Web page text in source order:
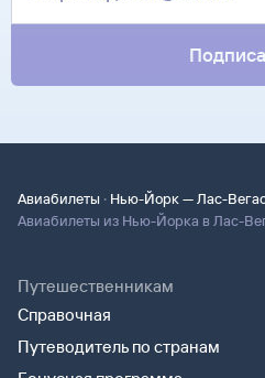
Авиабилеты · Нью-Йорк — Лас-
Авиабилеты из Нью-Йорка в Лас-
Путешественникам
Справочная
Путеводитель по странам